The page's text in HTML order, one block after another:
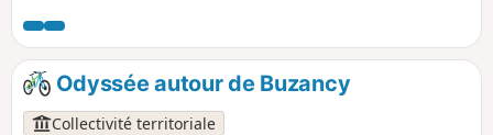
l'itinéraire.
Odyssée autour de Buzancy
Collectivité territoriale